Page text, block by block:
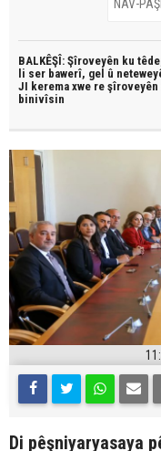
BALKÊŞÎ: Şîroveyên ku
li ser bawerî, gel û
JI kerema xwe re şîroveyên
binivîsin
Di pêşniyaryasaya